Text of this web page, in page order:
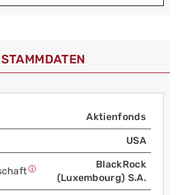
STAMMDATEN
Aktienfonds
USA
BlackRock
(Luxembourg) S.A.